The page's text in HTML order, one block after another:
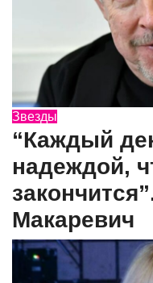
Звезды
“Каждый
надеждой,
Макаревич